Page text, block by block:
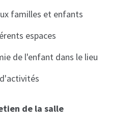
familles et enfants
espaces
de l'enfant dans le lieu
de la salle